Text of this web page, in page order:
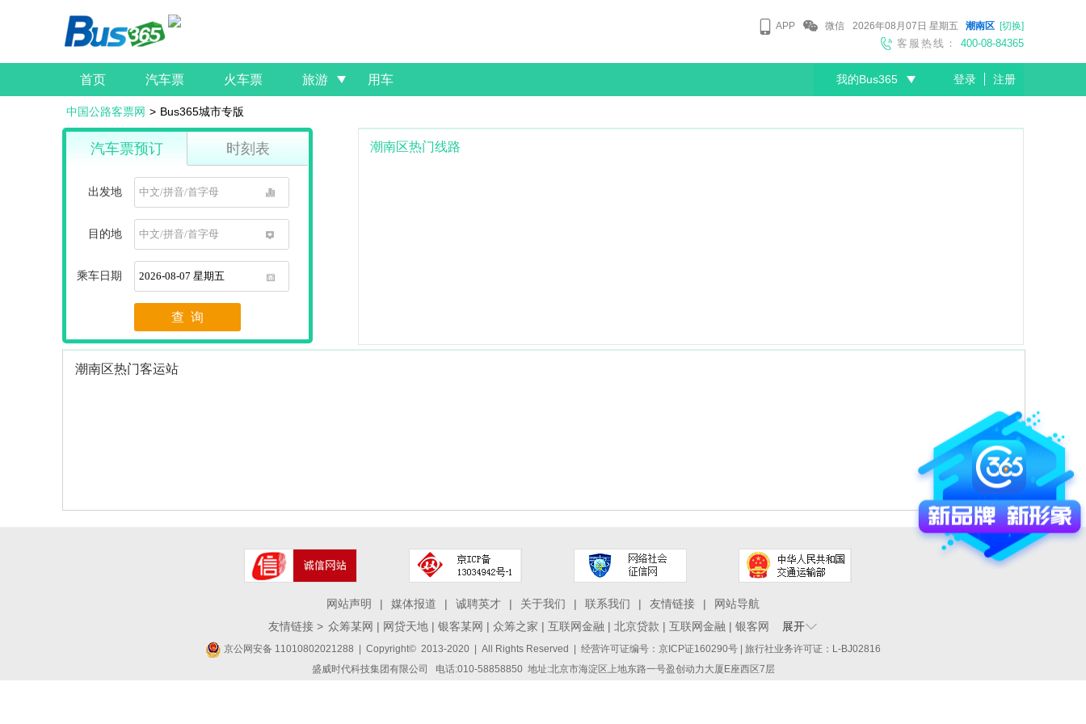
APP 微信 2026年08月07日 星期五 潮南区 [切换]
客服热线： 400-08-84365
首页 汽车票 火车票 旅游 用车 我的Bus365 登录 注册
中国公路客票网 > Bus365城市专版
汽车票预订 时刻表
出发地
目的地
1
乘车日期
1
查 询
潮南区热门线路
潮南区热门客运站
网站声明 | 媒体报道 | 诚聘英才 | 关于我们 | 联系我们 | 友情链接 |
网站导航
友情链接 > 众筹某网 | 网贷天地 | 银客某网 | 众筹之家 | 互联网金融 | 北京贷款 | 互联网金融 | 银客网 展开
京公网安备 11010802021288 | Copyright© 2013-2020 | All Rights Reserved | 经营许可证编号：京ICP证160290号 | 旅行社业务许可证：L-BJ02816
盛威时代科技集团有限公司 电话:010-58858850 地址:北京市海淀区上地东路一号盈创动力大厦E座西区7层